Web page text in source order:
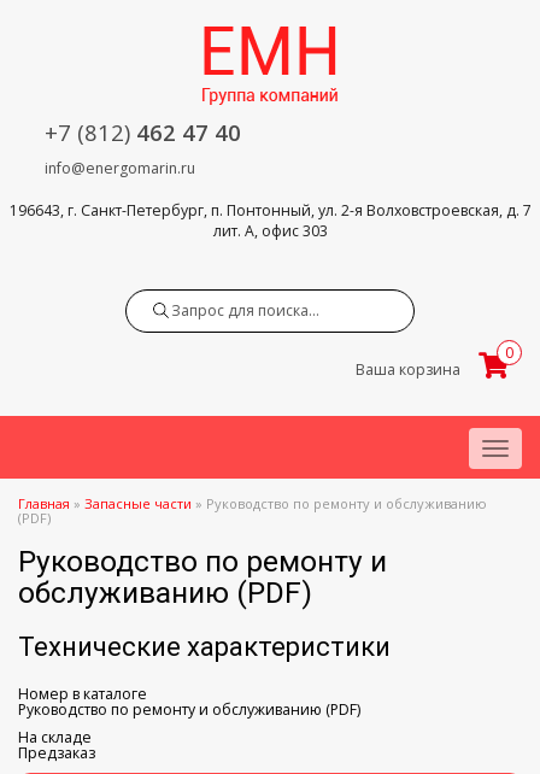
+7 (812) 462 47 40
info@energomarin.ru
196643, г. Санкт-Петербург, п. Понтонный, ул. 2-я Волховстроевская, д. 7
лит. А, офис 303
Ваша корзина
0
Menu
Главная » Запасные части » Руководство по ремонту и обслуживанию
(PDF)
Руководство по ремонту и
обслуживанию (PDF)
Технические характеристики
Номер в каталоге
Руководство по ремонту и обслуживанию (PDF)
На складе
Предзаказ